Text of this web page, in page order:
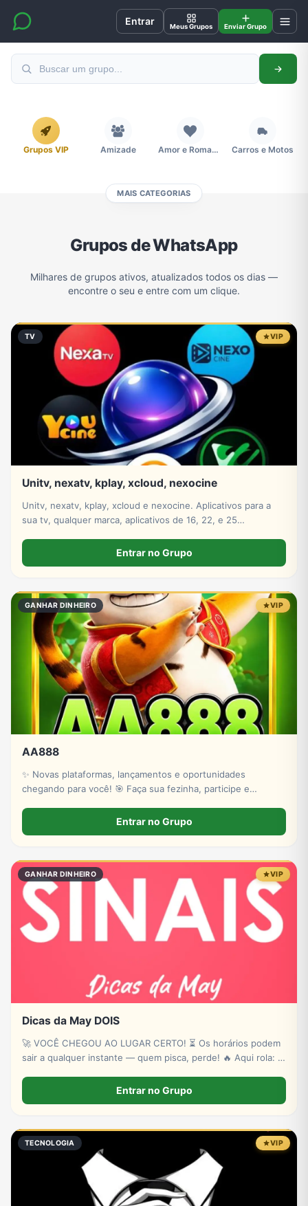
Entrar Meus Grupos Enviar Grupo
Grupos VIP Amizade Amor e Romance Carros e Motos
Eventos Fãs Figurinhas e Stickers Filmes e Séries
Frases e Mensagens Futebol Games e Jogos Ganhar Dinheiro
Imobiliária Investimentos e Finanças Links
Outros Política
Receitas Redes Sociais Religião Shitpost
Tecnologia TV
Vídeos
MAIS CATEGORIAS
Grupos de WhatsApp
Milhares de grupos ativos, atualizados todos os dias —
encontre o seu e entre com um clique.
TV VIP
Unitv, nexatv, kplay, xcloud, nexocine
Unitv, nexatv, kplay, xcloud e nexocine. Aplicativos para a
sua tv, qualquer marca, aplicativos de 16, 22, e 25
Entrar no Grupo
GANHAR DINHEIRO VIP
AA888
✨ Novas plataformas, lançamentos e oportunidades
chegando para você! 🎯 Faça sua fezinha, participe e
*Quem sabe a próxima surpresa não pode mudar o seu dia?*
🏆
Entrar no Grupo
GANHAR DINHEIRO VIP
Dicas da May DOIS
🚀 VOCÊ CHEGOU AO LUGAR CERTO! ⏳ Os horários podem
sair a qualquer instante — quem pisca, perde! 🔥 Aqui rola: ✔
& bancas ✔ Conteúdo exclusivo
Entrar no Grupo
TECNOLOGIA VIP